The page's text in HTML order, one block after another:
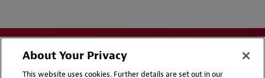
About Your Privacy
This website uses cookies. Further details are set out in our